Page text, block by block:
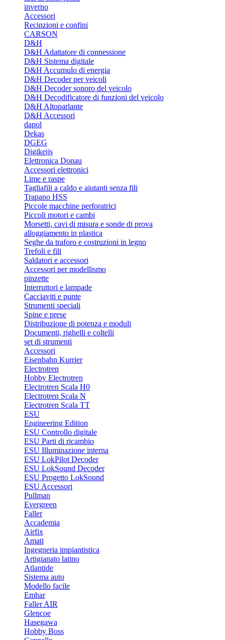
inverno
Accessori
Recinzioni e confini
CARSON
D&H
D&H Adattatore di connessione
D&H Sistema digitale
D&H Accumulo di energia
D&H Decoder per veicoli
D&H Decoder sonoro del veicolo
D&H Decodificatore di funzioni del veicolo
D&H Altoparlante
D&H Accessori
dapol
Dekas
DGEG
Digikeijs
Elettronica Donau
Accessori elettronici
Lime e raspe
Tagliafili a caldo e aiutanti senza fili
Trapano HSS
Piccole macchine perforatrici
Piccoli motori e cambi
Morsetti, cavi di misura e sonde di prova
alloggiamento in plastica
Seghe da traforo e costruzioni in legno
Trefoli e fili
Saldatori e accessori
Accessori per modellismo
pinzette
Interruttori e lampade
Cacciaviti e punte
Strumenti speciali
Spine e prese
Distribuzione di potenza e moduli
Documenti, righelli e coltelli
set di strumenti
Accessori
Eisenbahn Kurrier
Electrotren
Hobby Electrotren
Electrotren Scala H0
Electrotren Scala N
Electrotren Scala TT
ESU
Engineering Edition
ESU Controllo digitale
ESU Parti di ricambio
ESU Illuminazione interna
ESU LokPilot Decoder
ESU LokSound Decoder
ESU Progetto LokSound
ESU Accessori
Pullman
Evergreen
Faller
Accademia
Airfix
Amati
Ingegneria impiantistica
Artigianato latino
Atlantide
Sistema auto
Modello facile
Emhar
Faller AIR
Glencoe
Hasegawa
Hobby Boss